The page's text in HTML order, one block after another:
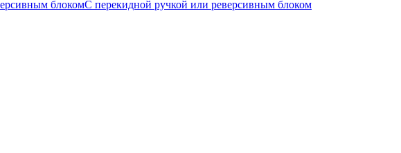
С перекидной ручкой или реверсивным блоком